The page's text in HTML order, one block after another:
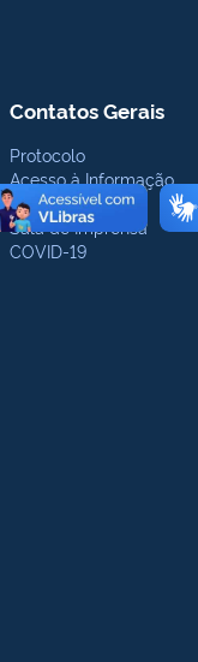
Contatos Gerais
Protocolo
Acesso à Informação
Ouvidoria
Sala de Imprensa
COVID-19